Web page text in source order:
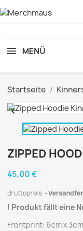
MENÜ
Startseite

ZIPPED
45,00 €
Bruttopreis
! Produkt fällt eine
Frontprint: 6cm x 3cm